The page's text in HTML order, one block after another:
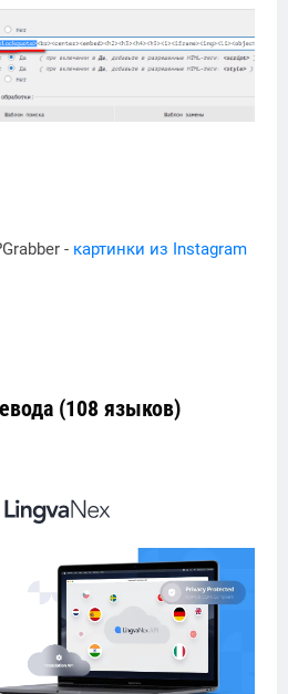
- картинки из Instagram
(108 языков)